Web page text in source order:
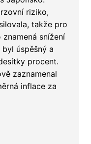
riziko,
takže pro
snížení
úspěšný a
procent.
zaznamenal
inflace za